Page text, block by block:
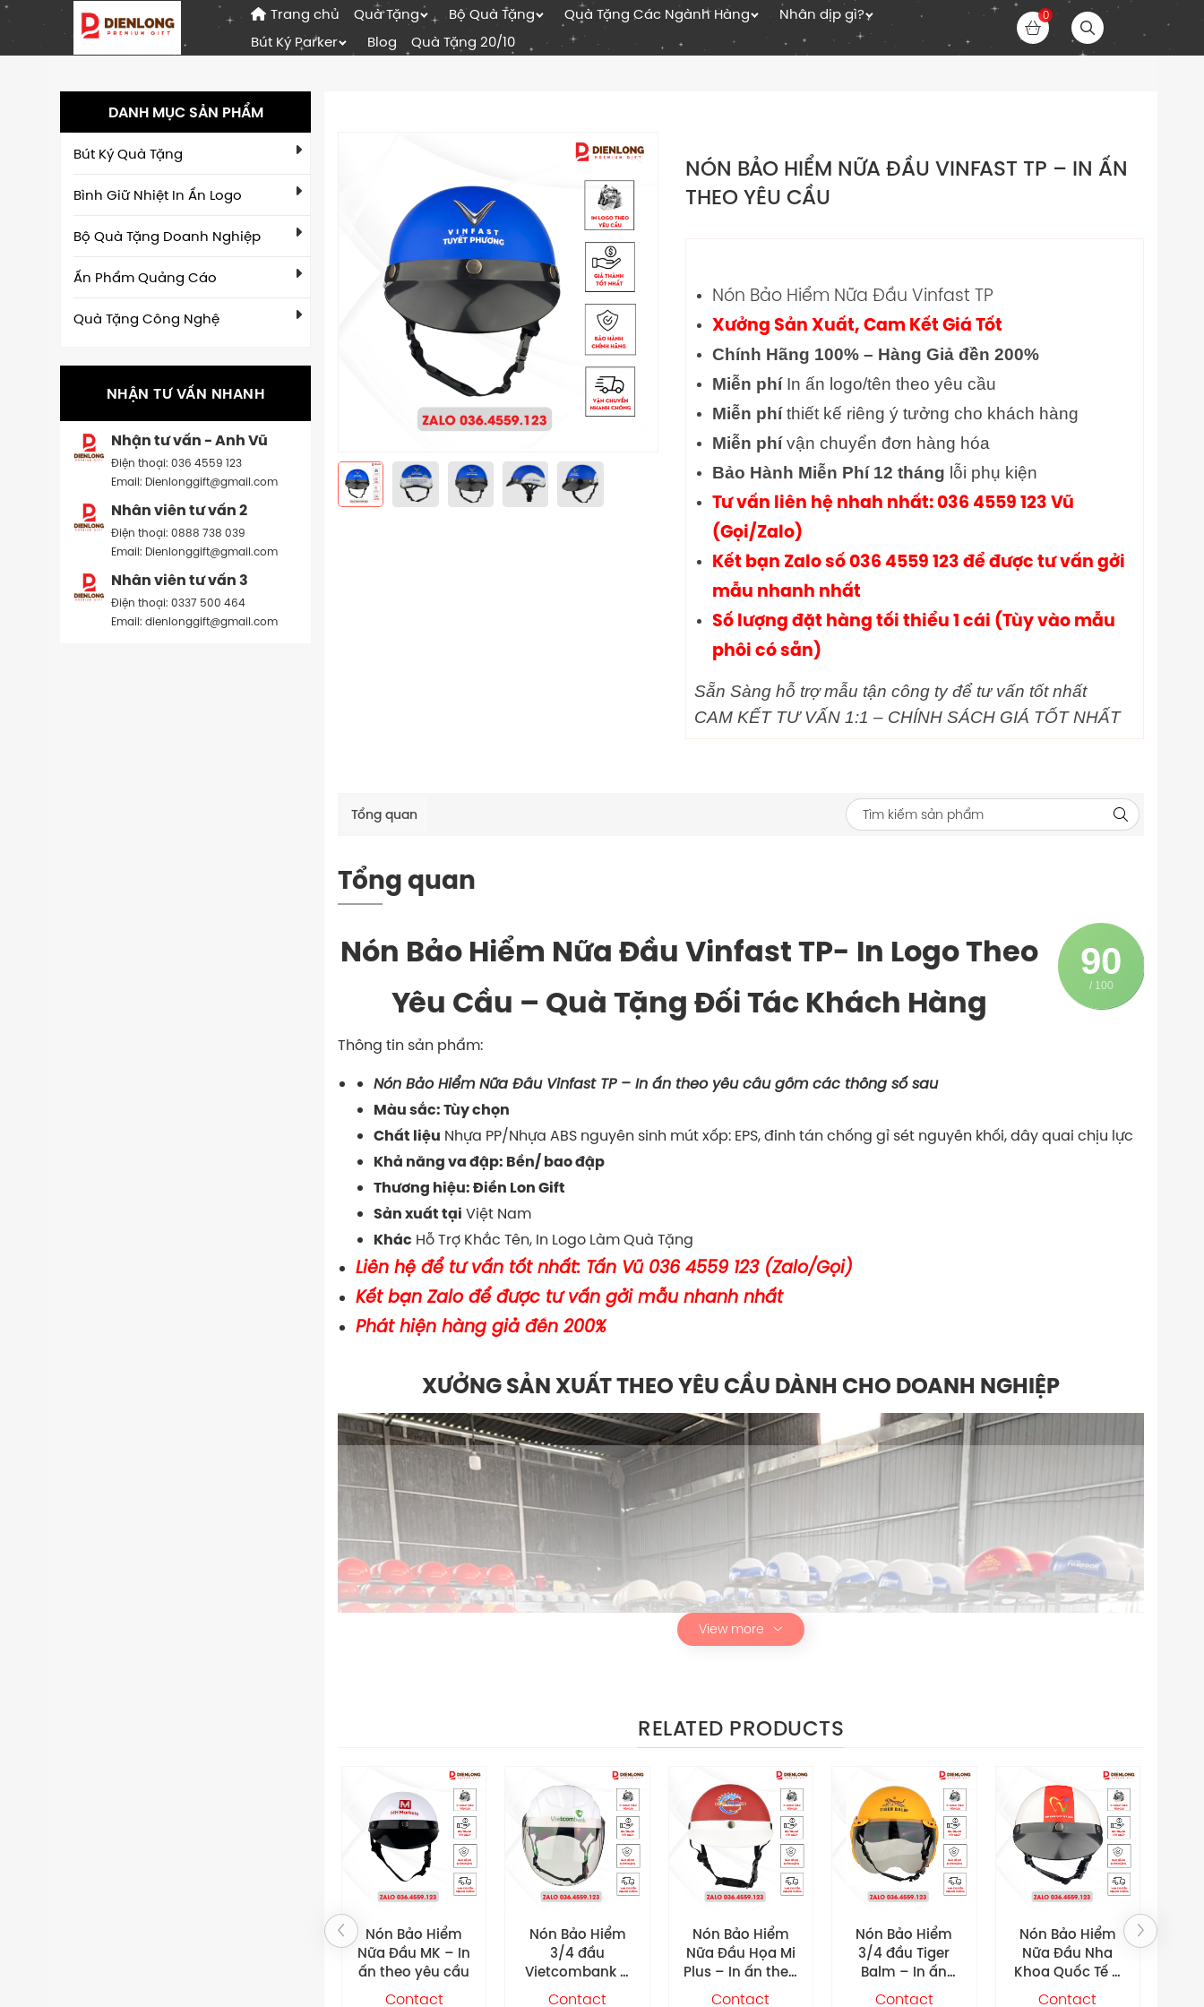
Trang chủ Quà Tặng Bộ Quà Tặng Quà Tặng Các Ngành Hàng
Nhân dịp gì?
Bút Ký Parker
Blog Quà Tặng 20/10
0
DANH MỤC SẢN PHẨM
Bút Ký Quà Tặng
Bình Giữ Nhiệt In Ấn Logo
Bộ Quà Tặng Doanh Nghiệp
Ấn Phẩm Quảng Cáo
Quà Tặng Công Nghệ
NHẬN TƯ VẤN NHANH
Nhận tư vấn - Anh Vũ
Điện thoại: 036 4559 123
Email: Dienlonggift@gmail.com
Nhân viên tư vấn 2
Điện thoại: 0888 738 039
Email: Dienlonggift@gmail.com
Nhân viên tư vấn 3
Điện thoại: 0337 500 464
Email: dienlonggift@gmail.com
NÓN BẢO HIỂM NỮA ĐẦU VINFAST TP – IN ẤN
THEO YÊU CẦU
Nón Bảo Hiểm Nữa Đầu Vinfast TP
Xưởng Sản Xuất, Cam Kết Giá Tốt
Chính Hãng 100% – Hàng Giả đền 200%
Miễn phí In ấn logo/tên theo yêu cầu
Miễn phíthiết kế riêng ý tưởng cho khách hàng
Miễn phívận chuyển đơn hàng hóa
Bảo Hành Miễn Phí 12 tháng lỗi phụ kiện
Tư vấn liên hệ nhah nhất: 036 4559 123 Vũ
(Gọi/Zalo)
Kết bạn Zalo số 036 4559 123 để được tư vấn gởi
mẫu nhanh nhất
Số lượng đặt hàng tối thiểu 1 cái (Tùy vào mẫu
phôi có sẵn)
Sẵn Sàng hỗ trợ mẫu tận công ty để tư vấn tốt nhất
CAM KẾT TƯ VẤN 1:1 – CHÍNH SÁCH GIÁ TỐT NHẤT
Tổng quan
Tổng quan
90
/ 100
Nón Bảo Hiểm Nữa Đầu Vinfast TP- In Logo Theo
Yêu Cầu – Quà Tặng Đối Tác Khách Hàng
Thông tin sản phẩm:
Nón Bảo Hiểm Nữa Đầu Vinfast TP – In ấn theo yêu cầu gồm các thông số sau
Màu sắc: Tùy chọn
Chất liệu Nhựa PP/Nhựa ABS nguyên sinh mút xốp: EPS, đinh tán chống gỉ sét nguyên khối, dây quai chịu lực
Khả năng va đập: Bền/ bao đập
Thương hiệu: Điền Lon Gift
Sản xuất tại Việt Nam
Khác Hỗ Trợ Khắc Tên, In Logo Làm Quà Tặng
Liên hệ để tư vấn tốt nhất: Tấn Vũ 036 4559 123 (Zalo/Gọi)
Kết bạn Zalo để được tư vấn gởi mẫu nhanh nhất
Phát hiện hàng giả đền 200%
XƯỞNG SẢN XUẤT THEO YÊU CẦU DÀNH CHO DOANH NGHIỆP
View more
RELATED PRODUCTS
Nón Bảo Hiểm
3/4 đầu
Vietcombank –
In ấn theo yêu
Contact
Nón Bảo Hiểm
Nữa Đầu Họa Mi
Plus – In ấn theo
yêu cầu
Contact
Nón Bảo Hiểm
3/4 đầu Tiger
Balm – In ấn
theo yêu cầu
Contact
Nón Bảo Hiểm
Nữa Đầu Nha
Khoa Quốc Tế Á
Châu – In ấn
Contact
Nón Bảo Hiểm
Nữa Đầu Nội
Thất Quảng Nam
– In ấn theo yêu
Contact